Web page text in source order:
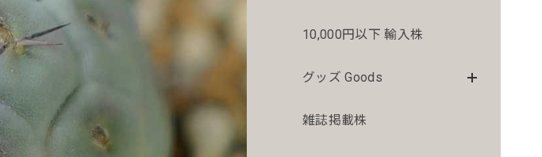
10,000円以下 輸入株
グッズ Goods
雑誌掲載株